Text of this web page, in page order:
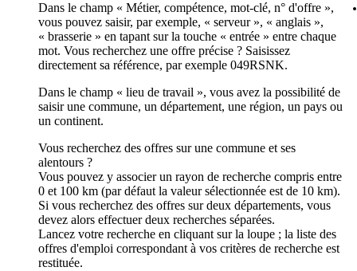
Dans le champ « Métier, compétence, mot-clé, n° d'offre »,
vous pouvez saisir, par exemple, « serveur », « anglais »,
« brasserie » en tapant sur la touche « entrée » entre chaque
mot. Vous recherchez une offre précise ? Saisissez
directement sa référence, par exemple 049RSNK.
Dans le champ « lieu de travail », vous avez la possibilité de
saisir une commune, un département, une région, un pays ou
un continent.
Vous recherchez des offres sur une commune et ses
alentours ?
Vous pouvez y associer un rayon de recherche compris entre
0 et 100 km (par défaut la valeur sélectionnée est de 10 km).
Si vous recherchez des offres sur deux départements, vous
devez alors effectuer deux recherches séparées.
Lancez votre recherche en cliquant sur la loupe ; la liste des
offres d'emploi correspondant à vos critères de recherche est
restituée.